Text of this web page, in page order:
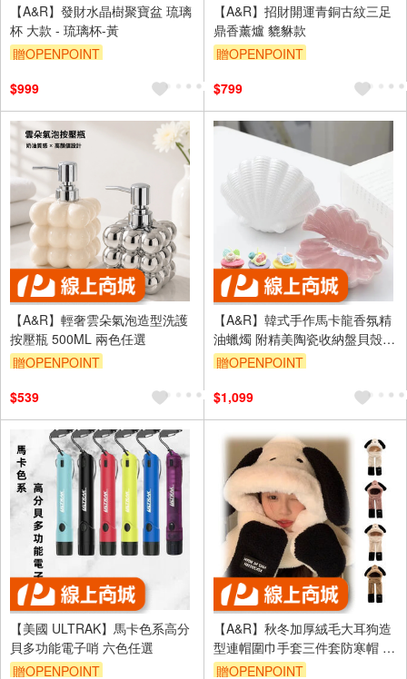
【A&R】發財水晶樹聚寶盆 琉璃
杯 大款 - 琉璃杯-黃
贈OPENPOINT
$999
【A&R】招財開運青銅古紋三足
鼎香薰爐 貔貅款
贈OPENPOINT
$799
【A&R】輕奢雲朵氣泡造型洗護
按壓瓶 500ML 兩色任選
贈OPENPOINT
$539
【A&R】韓式手作馬卡龍香氛精
油蠟燭 附精美陶瓷收納盤貝殼款
任選
贈OPENPOINT
$1,099
【美國 ULTRAK】馬卡色系高分
貝多功能電子哨 六色任選
贈OPENPOINT
【A&R】秋冬加厚絨毛大耳狗造
型連帽圍巾手套三件套防寒帽 -
粉紫
贈OPENPOINT